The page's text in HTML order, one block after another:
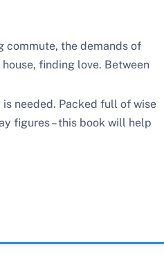
commute, the demands of
finding love. Between
needed. Packed full of wise
figures – this book will help